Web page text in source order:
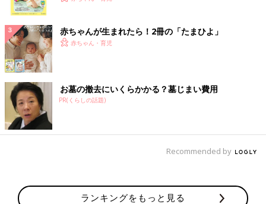
赤ちゃんが生まれたら！2冊の「たまひよ」
赤ちゃん・育児
お墓の撤去にいくらかかる？墓じまい費用
PR(くらしの話題)
Recommended by
ランキングをもっと見る